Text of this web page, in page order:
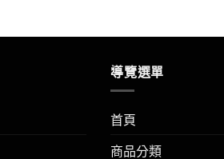
導覽選單
首頁
商品分類